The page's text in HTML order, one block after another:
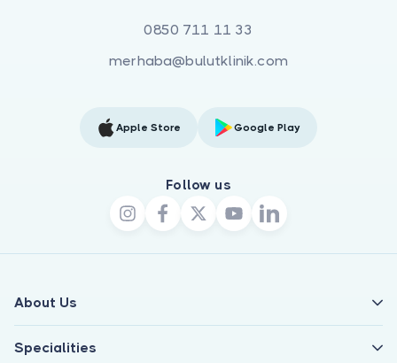
0850 711 11 33
merhaba@bulutklinik.com
Apple Store Google Play
Follow us
About Us
Specialities